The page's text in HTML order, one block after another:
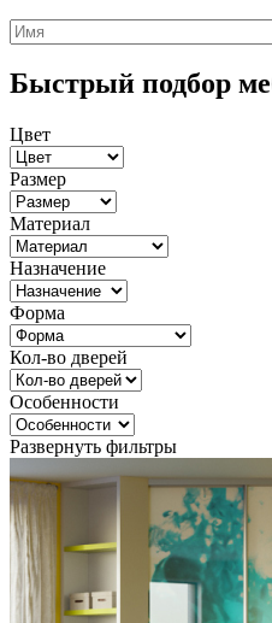
Быстрый подбор
Цвет
Размер
Материал
Назначение
Форма
Кол-во дверей
Особенности
Развернуть фильтры